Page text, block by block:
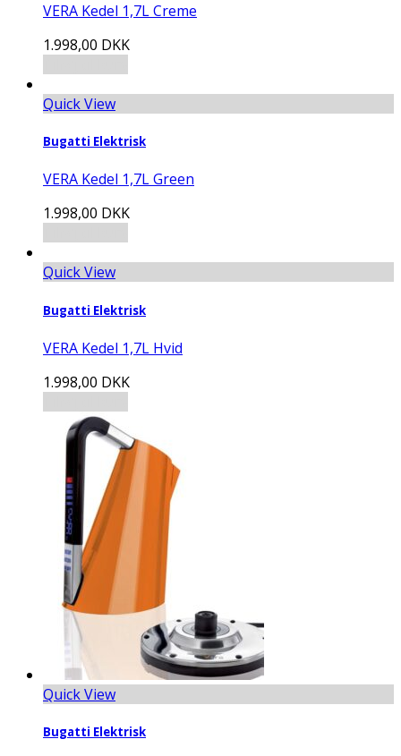
VERA Kedel 1,7L Creme
1.998,00 DKK
Quick View
Bugatti Elektrisk
VERA Kedel 1,7L Green
1.998,00 DKK
Quick View
Bugatti Elektrisk
VERA Kedel 1,7L Hvid
1.998,00 DKK
Quick View
Bugatti Elektrisk